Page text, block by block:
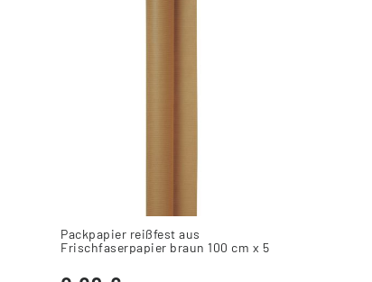
Packpapier reißfest aus
Frischfaserpapier braun 100 cm x 5